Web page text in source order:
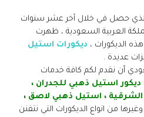
والذي حصل في خلال آخر عشر سنوات
العربية السعودية ، ظهرت
الديكورات ، ديكورات استيل
عديدة .
أن نقدم لكم كافة خدمات
استيل ذهبي للجدران ،
، استيل ذهبي لاصق ،
وغيرها من انواع الديكورات التي نتفنن